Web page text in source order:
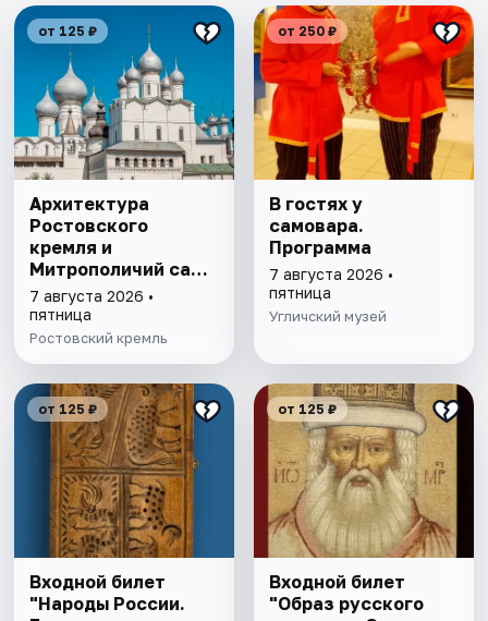
от 125 ₽
Архитектура
Ростовского
кремля и
Митрополичий сад,
выставка
"Митрополичье
варенье"
7 августа 2026 •
пятница
Ростовский кремль
от 250 ₽
В гостях у
самовара.
Программа
7 августа 2026 •
пятница
Угличский музей
от 125 ₽
Входной билет
"Народы России.
от 125 ₽
Входной билет
"Образ русского